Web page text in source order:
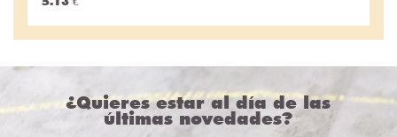
¿Quieres estar al día de las
últimas novedades?